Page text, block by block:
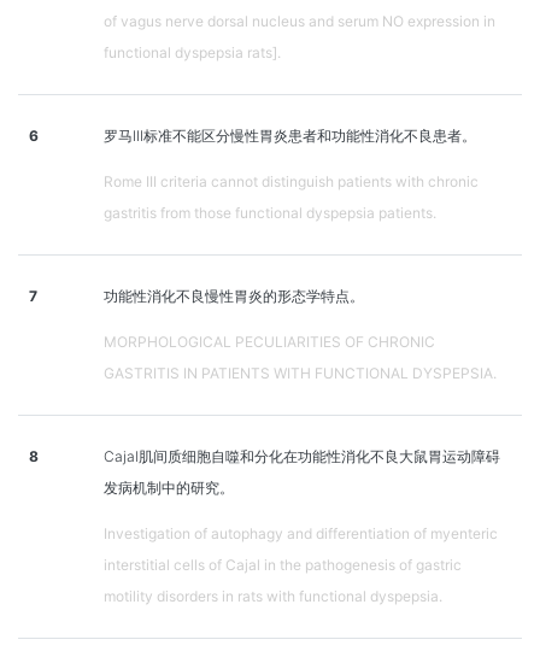
of vagus nerve dorsal nucleus and serum NO expression in
functional dyspepsia rats].
6 罗马III标准不能区分慢性胃炎患者和功能性消化不良患者。
Rome III criteria cannot distinguish patients with chronic
gastritis from those functional dyspepsia patients.
7 功能性消化不良慢性胃炎的形态学特点。
MORPHOLOGICAL PECULIARITIES OF CHRONIC
GASTRITIS IN PATIENTS WITH FUNCTIONAL DYSPEPSIA.
8
Cajal肌间质细胞自噬和分化在功能性消化不良大鼠胃运动障碍
发病机制中的研究。
Investigation of autophagy and differentiation of myenteric
interstitial cells of Cajal in the pathogenesis of gastric
motility disorders in rats with functional dyspepsia.